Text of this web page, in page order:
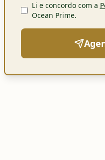
Li e concordo com a
Ocean Prime.